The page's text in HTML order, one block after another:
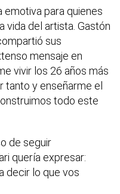
emotiva para quienes
vida del artista. Gastón
sus
mensaje en
vivir los 26 años más
tanto y enseñarme el
todo este
de seguir
quería expresar:
decir lo que vos